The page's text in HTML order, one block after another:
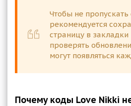
Чтобы не
рекомендуется
страницу в
проверять
могут появляться
Почему коды Love Nikki